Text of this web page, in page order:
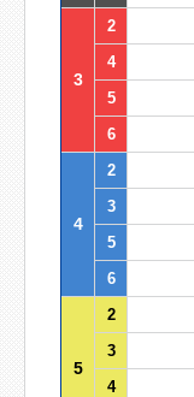
3
2
4
5
6
4
2
3
5
6
5
2
3
4